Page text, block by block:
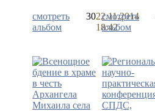
смотреть
альбом
3022.11.2014
18:42
смотреть
альбом